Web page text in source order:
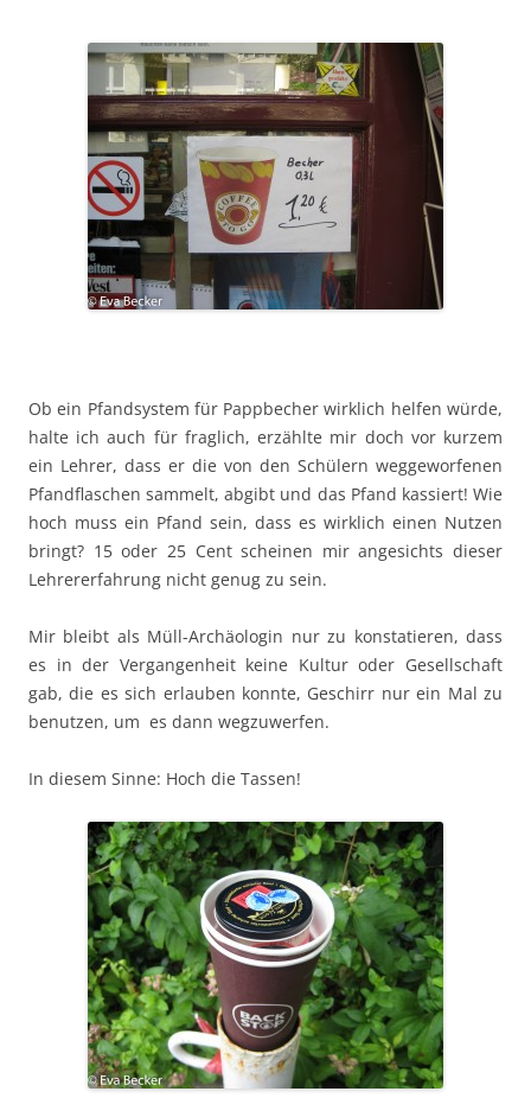
Ob ein Pfandsystem für Pappbecher wirklich helfen würde,
halte ich auch für fraglich, erzählte mir doch vor kurzem
ein Lehrer, dass er die von den Schülern weggeworfenen
Pfandflaschen sammelt, abgibt und das Pfand kassiert! Wie
hoch muss ein Pfand sein, dass es wirklich einen Nutzen
bringt? 15 oder 25 Cent scheinen mir angesichts dieser
Lehrererfahrung nicht genug zu sein.
Mir bleibt als Müll-Archäologin nur zu konstatieren, dass
es in der Vergangenheit keine Kultur oder Gesellschaft
gab, die es sich erlauben konnte, Geschirr nur ein Mal zu
benutzen, um es dann wegzuwerfen.
In diesem Sinne: Hoch die Tassen!